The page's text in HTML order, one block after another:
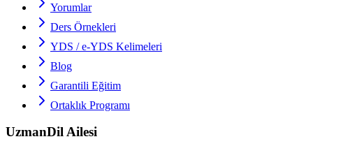
Yorumlar
Ders Örnekleri
YDS / e-YDS Kelimeleri
Blog
Garantili Eğitim
Ortaklık Programı
UzmanDil Ailesi